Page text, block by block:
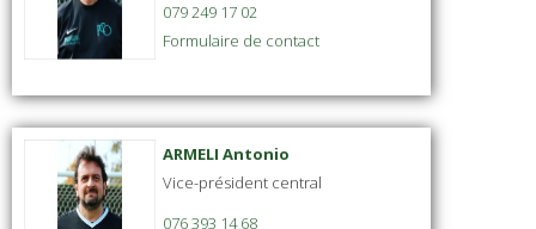
079 249 17 02
Formulaire de contact
ARMELI Antonio
Vice-président central
076 393 14 68